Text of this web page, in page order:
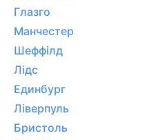
Глазго
Манчестер
Шеффілд
Лідс
Единбург
Ліверпуль
Бристоль